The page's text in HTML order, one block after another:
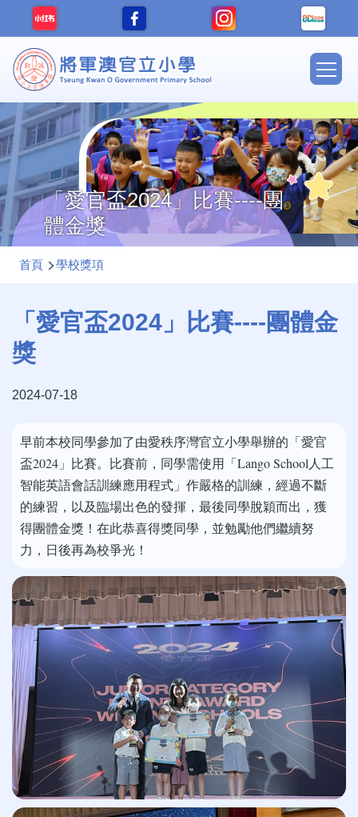
移至主內容
Main
「愛官盃2024」比賽----團
體金獎
導
連
結
首頁 學校獎項
「愛官盃2024」比賽----團體金
獎
2024-07-18
早前本校同學參加了由愛秩序灣官立小學舉辦的「愛官
盃2024」比賽。比賽前，同學需使用「Lango School人工
智能英語會話訓練應用程式」作嚴格的訓練，經過不斷
的練習，以及臨場出色的發揮，最後同學脫穎而出，獲
得團體金獎！在此恭喜得獎同學，並勉勵他們繼續努
力，日後再為校爭光！